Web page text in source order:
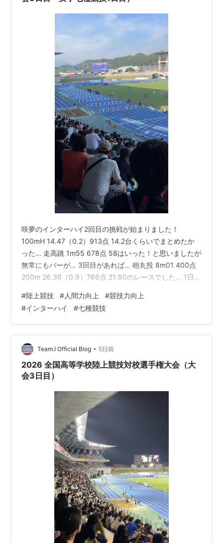
咲夢のインターハイ2回目の挑戦が始まりました！
100mH 14.47（0.2）913点 14.2台くらいでまとめたか
った… 走高跳 1m55 678点 58はいった！と思いましたが
無常にもバーが… 3回目があれば… 砲丸投 8m01 400点
200m 26.36（0.9）766点 21:50のレースでした… 1日目
#陸上競技 #人間力向上 #競技力向上
#インターハイ #七種競技
Team.I Official Blog • 5日前
2026 全国高等学校陸上競技対校選手権大会（大
会3日目）